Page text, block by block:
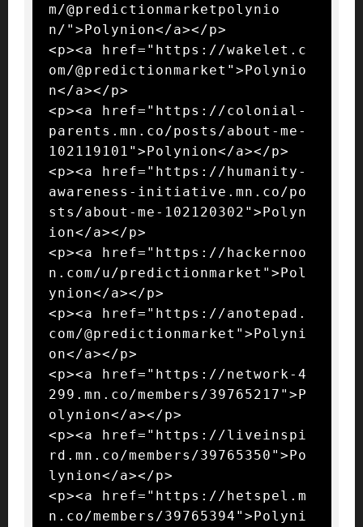
m/@predictionmarketpolynio
n/">Polynion</a></p>
<p><a href="https://wakelet.c
om/@predictionmarket">Polynio
n</a></p>
<p><a href="https://colonial-
parents.mn.co/posts/about-me-
102119101">Polynion</a></p>
<p><a href="https://humanity-
awareness-initiative.mn.co/po
sts/about-me-102120302">Polyn
ion</a></p>
<p><a href="https://hackernoo
n.com/u/predictionmarket">Pol
ynion</a></p>
<p><a href="https://anotepad.
com/@predictionmarket">Polyni
on</a></p>
<p><a href="https://network-4
299.mn.co/members/39765217">P
olynion</a></p>
<p><a href="https://liveinspi
rd.mn.co/members/39765350">Po
lynion</a></p>
<p><a href="https://hetspel.m
n.co/members/39765394">Polyni